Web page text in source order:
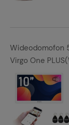
Wideodomofon
Virgo One